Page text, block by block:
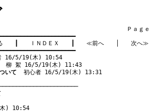
ｇｅ
ＩＮＤＥＸ ≪前へ
次へ≫
16/5/19(木) 10:54
柳 絮 16/5/19(木) 11:43
いて
  初心者 16/5/19(木) 13:31
) 10:54